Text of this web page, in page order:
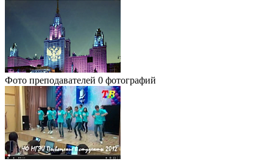
Фото преподавателей 0 фотографий